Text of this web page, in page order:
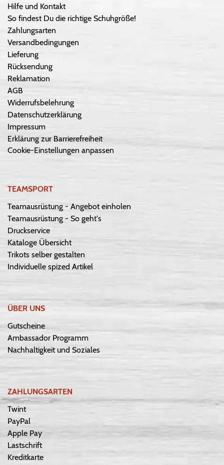
Hilfe und Kontakt
So findest Du die richtige Schuhgröße!
Zahlungsarten
Versandbedingungen
Lieferung
Rücksendung
Reklamation
AGB
Widerrufsbelehrung
Datenschutzerklärung
Impressum
Erklärung zur Barrierefreiheit
Cookie-Einstellungen anpassen
TEAMSPORT
Teamausrüstung - Angebot einholen
Teamausrüstung - So geht's
Druckservice
Kataloge Übersicht
Trikots selber gestalten
Individuelle spized Artikel
ÜBER UNS
Gutscheine
Ambassador Programm
Nachhaltigkeit und Soziales
ZAHLUNGSARTEN
Twint
PayPal
Apple Pay
Lastschrift
Kreditkarte